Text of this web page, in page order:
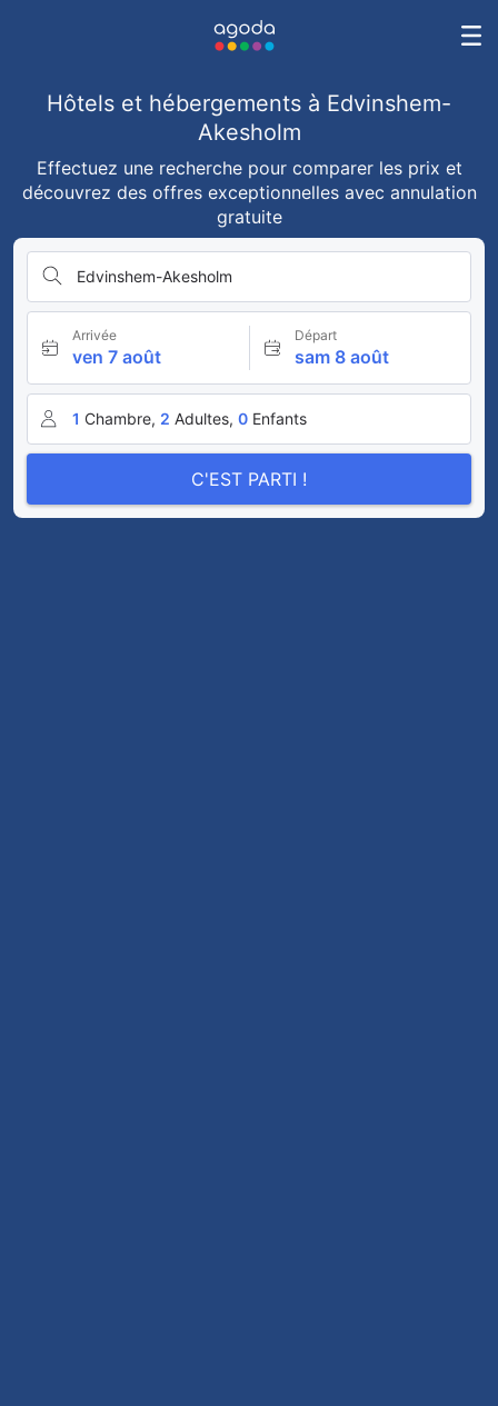
Hôtels et hébergements à Edvinshem-
Akesholm
Effectuez une recherche pour comparer les prix et
découvrez des offres exceptionnelles avec annulation
gratuite
Edvinshem-Akesholm
Arrivée
ven 7 août
Départ
sam 8 août
1 Chambre, 2 Adultes, 0 Enfants
C'EST PARTI !